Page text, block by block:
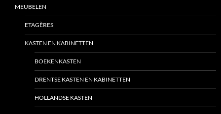
MEUBELEN
ETAGÈRES
KASTEN EN KABINETTEN
BOEKENKASTEN
DRENTSE KASTEN EN KABINETTEN
HOLLANDSE KASTEN